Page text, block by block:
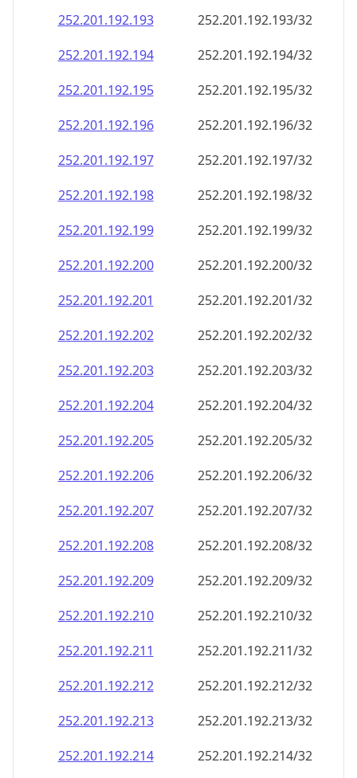
252.201.192.193
252.201.192.193/32
252.201.192.194
252.201.192.194/32
252.201.192.195
252.201.192.195/32
252.201.192.196
252.201.192.196/32
252.201.192.197
252.201.192.197/32
252.201.192.198
252.201.192.198/32
252.201.192.199
252.201.192.199/32
252.201.192.200
252.201.192.200/32
252.201.192.201
252.201.192.201/32
252.201.192.202
252.201.192.202/32
252.201.192.203
252.201.192.203/32
252.201.192.204
252.201.192.204/32
252.201.192.205
252.201.192.205/32
252.201.192.206
252.201.192.206/32
252.201.192.207
252.201.192.207/32
252.201.192.208
252.201.192.208/32
252.201.192.209
252.201.192.209/32
252.201.192.210
252.201.192.210/32
252.201.192.211
252.201.192.211/32
252.201.192.212
252.201.192.212/32
252.201.192.213
252.201.192.213/32
252.201.192.214
252.201.192.214/32